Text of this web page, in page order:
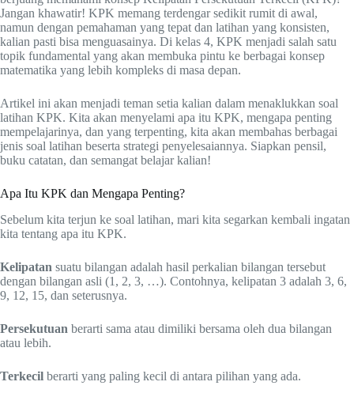
Jangan khawatir! KPK memang terdengar sedikit rumit di awal,
namun dengan pemahaman yang tepat dan latihan yang konsisten,
kalian pasti bisa menguasainya. Di kelas 4, KPK menjadi salah satu
topik fundamental yang akan membuka pintu ke berbagai konsep
matematika yang lebih kompleks di masa depan.
Artikel ini akan menjadi teman setia kalian dalam menaklukkan soal
latihan KPK. Kita akan menyelami apa itu KPK, mengapa penting
mempelajarinya, dan yang terpenting, kita akan membahas berbagai
jenis soal latihan beserta strategi penyelesaiannya. Siapkan pensil,
buku catatan, dan semangat belajar kalian!
Apa Itu KPK dan Mengapa Penting?
Sebelum kita terjun ke soal latihan, mari kita segarkan kembali ingatan
kita tentang apa itu KPK.
Kelipatan suatu bilangan adalah hasil perkalian bilangan tersebut
dengan bilangan asli (1, 2, 3, …). Contohnya, kelipatan 3 adalah 3, 6,
9, 12, 15, dan seterusnya.
Persekutuan berarti sama atau dimiliki bersama oleh dua bilangan
atau lebih.
Terkecil berarti yang paling kecil di antara pilihan yang ada.